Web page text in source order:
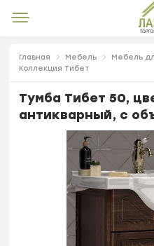
Главная Мебель
Мебель
Коллекция Тибет
Тумба Тибет 50,
антикварный, с